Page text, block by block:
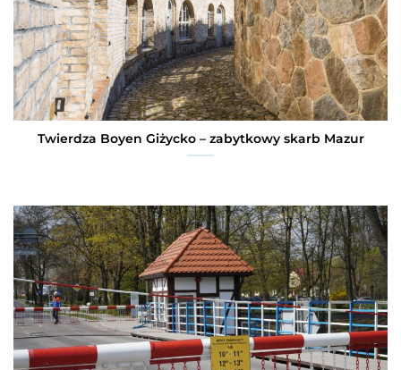
Twierdza Boyen Giżycko – zabytkowy skarb Mazur